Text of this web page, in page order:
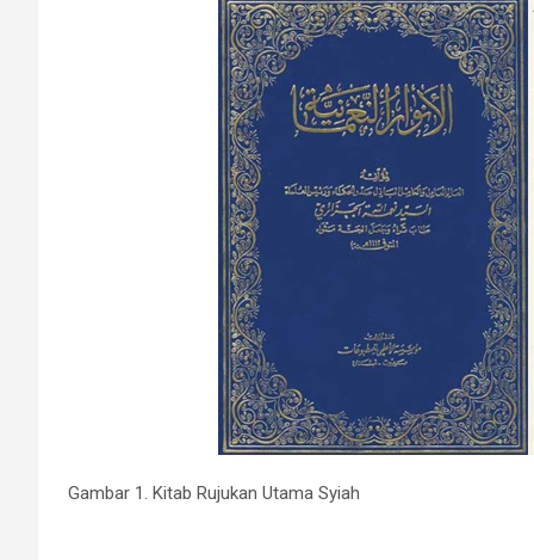
Gambar 1. Kitab Rujukan Utama Syiah